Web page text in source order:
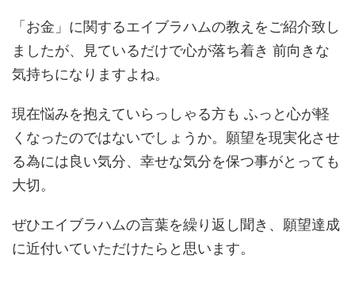
「お金」に関するエイブラハムの教えをご紹介致し
ましたが、見ているだけで心が落ち着き 前向きな
気持ちになりますよね。
現在悩みを抱えていらっしゃる方も ふっと心が軽
くなったのではないでしょうか。願望を現実化させ
る為には良い気分、幸せな気分を保つ事がとっても
大切。
ぜひエイブラハムの言葉を繰り返し聞き、願望達成
に近付いていただけたらと思います。